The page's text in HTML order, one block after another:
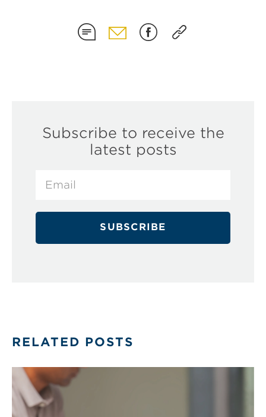
Subscribe to receive the
latest posts
RELATED POSTS